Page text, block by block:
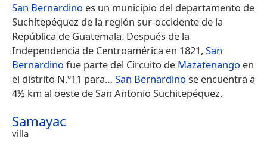
San Bernardino es un municipio del departamento de
Suchitepéquez de la región sur-occidente de la
República de Guatemala. Después de la
Independencia de Centroamérica en 1821, San
Bernardino fue parte del Circuito de Mazatenango en
el distrito N.º11 para… San Bernardino se encuentra a
4½ km al oeste de San Antonio Suchitepéquez.
Samayac
villa